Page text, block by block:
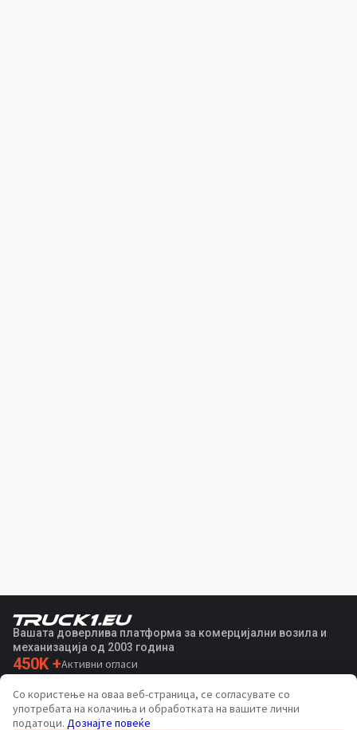
Вашата доверлива платформа за комерцијални возила и
механизација од 2003 година
450K +Активни огласи
36Поддржани јазици
Со користење на оваа веб-страница, се согласувате со
употребата на колачиња и обработката на вашите лични
податоци. Дознајте повеќе